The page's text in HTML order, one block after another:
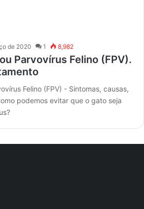
de 2020 1 8,982
Parvovírus Felino (FPV).
Felino (FPV) - Sintomas, causas,
podemos evitar que o gato seja